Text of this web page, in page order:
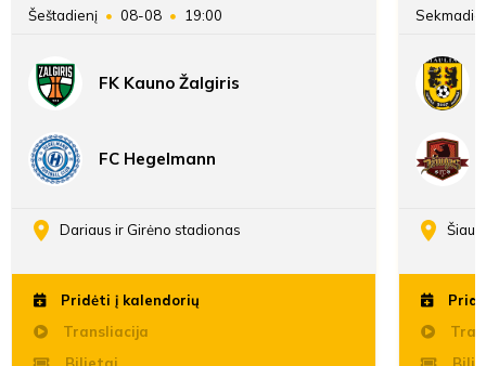
Šeštadienį 08-08 19:00
FK Kauno Žalgiris
FC Hegelmann
Dariaus ir Girėno stadionas
Pridėti į kalendorių
Transliacija